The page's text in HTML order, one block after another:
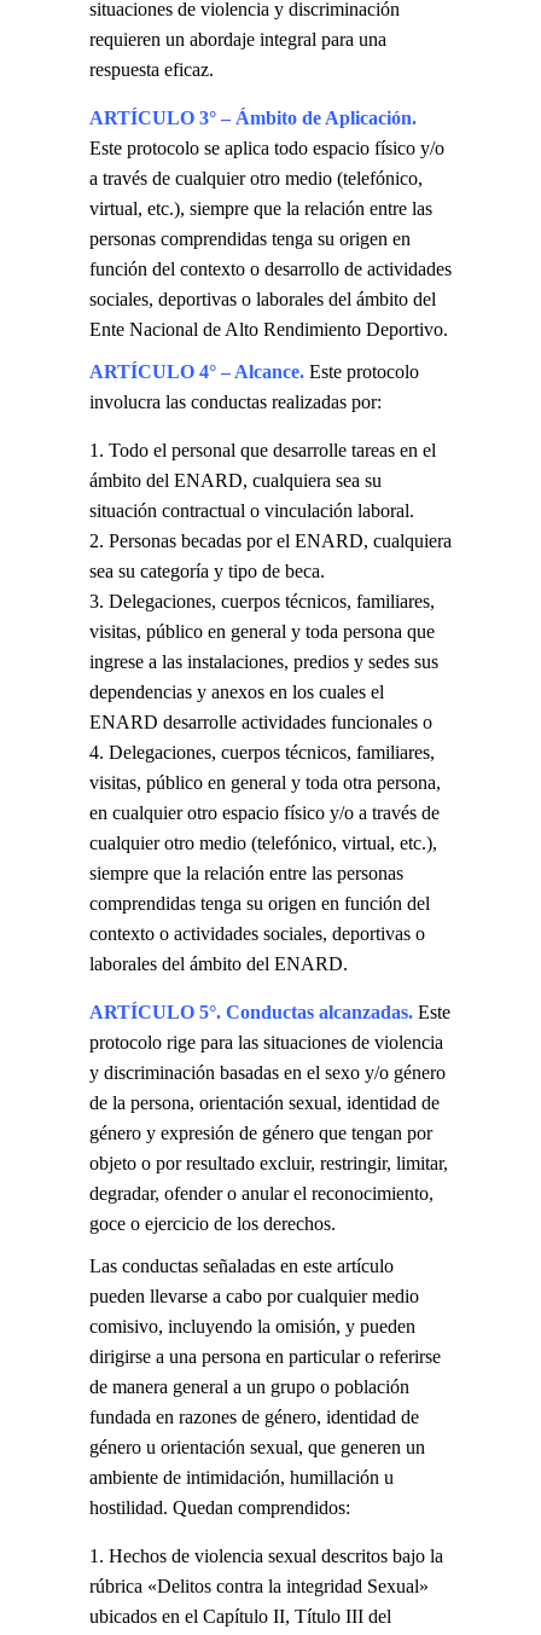
situaciones de violencia y discriminación
requieren un abordaje integral para una
respuesta eficaz.
ARTÍCULO 3° – Ámbito de Aplicación.
Este protocolo se aplica todo espacio físico y/o
a través de cualquier otro medio (telefónico,
virtual, etc.), siempre que la relación entre las
personas comprendidas tenga su origen en
función del contexto o desarrollo de actividades
sociales, deportivas o laborales del ámbito del
Ente Nacional de Alto Rendimiento Deportivo.
ARTÍCULO 4° – Alcance. Este protocolo
involucra las conductas realizadas por:
Todo el personal que desarrolle tareas en el
ámbito del ENARD, cualquiera sea su
situación contractual o vinculación laboral.
Personas becadas por el ENARD, cualquiera
sea su categoría y tipo de beca.
Delegaciones, cuerpos técnicos, familiares,
visitas, público en general y toda persona que
ingrese a las instalaciones, predios y sedes sus
dependencias y anexos en los cuales el
ENARD desarrolle actividades funcionales o
Delegaciones, cuerpos técnicos, familiares,
visitas, público en general y toda otra persona,
en cualquier otro espacio físico y/o a través de
cualquier otro medio (telefónico, virtual, etc.),
siempre que la relación entre las personas
comprendidas tenga su origen en función del
contexto o actividades sociales, deportivas o
laborales del ámbito del ENARD.
ARTÍCULO 5°. Conductas alcanzadas. Este
protocolo rige para las situaciones de violencia
y discriminación basadas en el sexo y/o género
de la persona, orientación sexual, identidad de
género y expresión de género que tengan por
objeto o por resultado excluir, restringir, limitar,
degradar, ofender o anular el reconocimiento,
goce o ejercicio de los derechos.
Las conductas señaladas en este artículo
pueden llevarse a cabo por cualquier medio
comisivo, incluyendo la omisión, y pueden
dirigirse a una persona en particular o referirse
de manera general a un grupo o población
fundada en razones de género, identidad de
género u orientación sexual, que generen un
ambiente de intimidación, humillación u
hostilidad. Quedan comprendidos:
Hechos de violencia sexual descritos bajo la
rúbrica «Delitos contra la integridad Sexual»
ubicados en el Capítulo II, Título III del